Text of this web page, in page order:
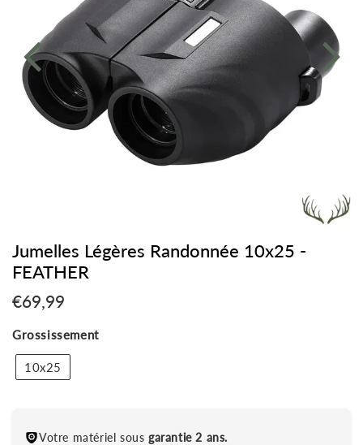
Jumelles Légères Randonnée 10x25 -
FEATHER
€69,99
price
Grossissement
10x25
Votre matériel sous garantie 2 ans.